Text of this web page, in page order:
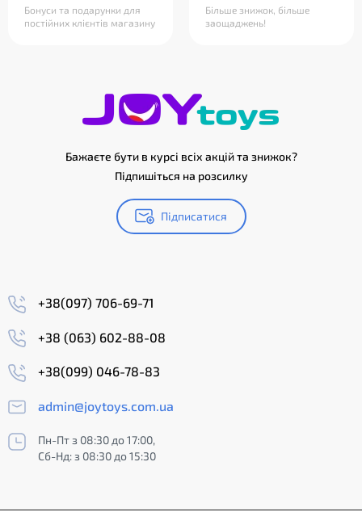
Бонуси та подарунки для
постійних клієнтів магазину
Більше знижок, більше
заощаджень!
Бажаєте бути в курсі всіх акцій та знижок?
Підпишіться на розсилку
Підписатися
+38(097) 706-69-71
+38 (063) 602-88-08
+38(099) 046-78-83
admin@joytoys.com.ua
Пн-Пт з 08:30 до 17:00,
Сб-Нд: з 08:30 до 15:30